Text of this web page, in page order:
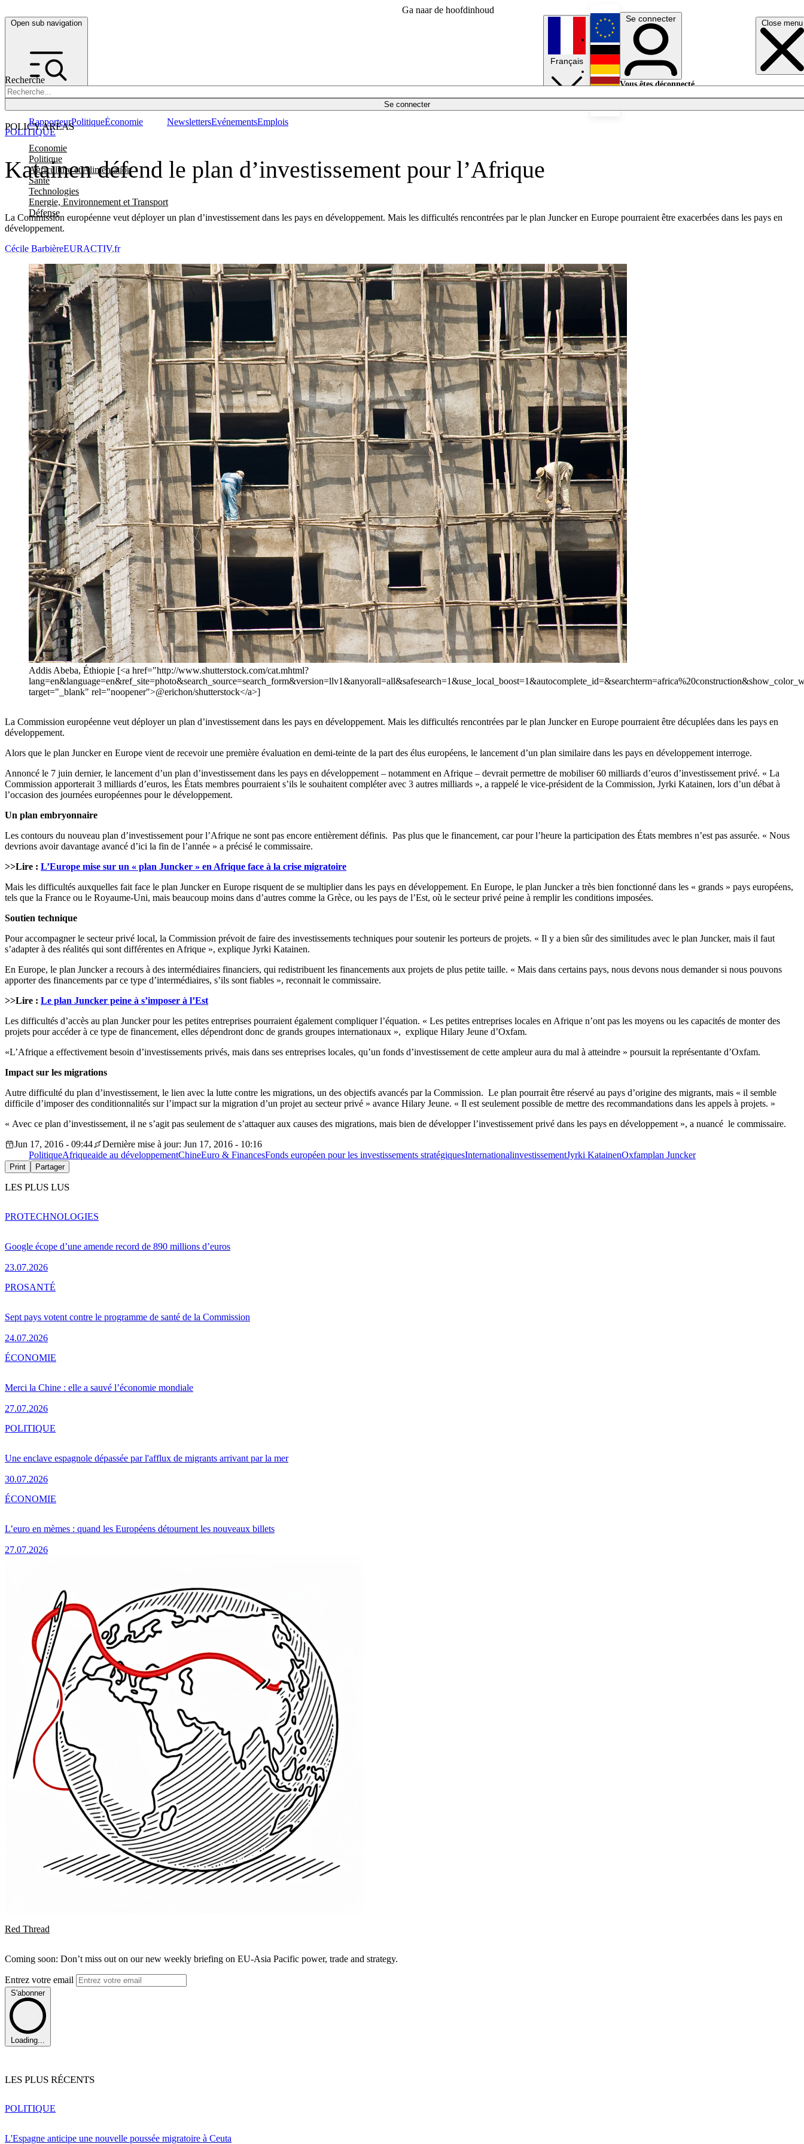
Ga naar de hoofdinhoud
Open sub navigation Close menu
Recherche
Se connecter
POLICY AREAS
Economie
Politique
Agriculture et Alimentation
Santé
Technologies
Energie, Environnement et Transport
Défense
RapporteurPolitiqueÉconomie NewslettersEvénementsEmplois
Français
English
Deutsch
Se connecter
Vous êtes déconnecté.
Katainen défend le plan d’investissement pour l’Afrique
La Commission européenne veut déployer un plan d’investissement dans les pays en développement. Mais les difficultés rencontrées par le plan Juncker en Europe pourraient être exacerbées dans les pays en
développement.
POLITIQUE
Cécile BarbièreEURACTIV.fr
Addis Abeba, Éthiopie [<a href="http://www.shutterstock.com/cat.mhtml?
target="_blank" rel="noopener">@erichon/shutterstock</a>]
La Commission européenne veut déployer un plan d’investissement dans les pays en développement. Mais les difficultés rencontrées par le plan Juncker en Europe pourraient être décuplées dans les pays en
développement.
Alors que le plan Juncker en Europe vient de recevoir une première évaluation en demi-teinte de la part des élus européens, le lancement d’un plan similaire dans les pays en développement interroge.
Annoncé le 7 juin dernier, le lancement d’un plan d’investissement dans les pays en développement – notamment en Afrique – devrait permettre de mobiliser 60 milliards d’euros d’investissement privé. « La
Commission apporterait 3 milliards d’euros, les États membres pourraient s’ils le souhaitent compléter avec 3 autres milliards », a rappelé le vice-président de la Commission, Jyrki Katainen, lors d’un débat à
l’occasion des journées européennes pour le développement.
Un plan embryonnaire
Les contours du nouveau plan d’investissement pour l’Afrique ne sont pas encore entièrement définis. Pas plus que le financement, car pour l’heure la participation des États membres n’est pas assurée. « Nous
devrions avoir davantage avancé d’ici la fin de l’année » a précisé le commissaire.
>>Lire : L’Europe mise sur un « plan Juncker » en Afrique face à la crise migratoire
Mais les difficultés auxquelles fait face le plan Juncker en Europe risquent de se multiplier dans les pays en développement. En Europe, le plan Juncker a très bien fonctionné dans les « grands » pays européens,
tels que la France ou le Royaume-Uni, mais beaucoup moins dans d’autres comme la Grèce, ou les pays de l’Est, où le secteur privé peine à remplir les conditions imposées.
Soutien technique
Pour accompagner le secteur privé local, la Commission prévoit de faire des investissements techniques pour soutenir les porteurs de projets. « Il y a bien sûr des similitudes avec le plan Juncker, mais il faut
s’adapter à des réalités qui sont différentes en Afrique », explique Jyrki Katainen.
En Europe, le plan Juncker a recours à des intermédiaires financiers, qui redistribuent les financements aux projets de plus petite taille. « Mais dans certains pays, nous devons nous demander si nous pouvons
apporter des financements par ce type d’intermédiaires, s’ils sont fiables », reconnait le commissaire.
>>Lire : Le plan Juncker peine à s’imposer à l’Est
Les difficultés d’accès au plan Juncker pour les petites entreprises pourraient également compliquer l’équation. « Les petites entreprises locales en Afrique n’ont pas les moyens ou les capacités de monter des
projets pour accéder à ce type de financement, elles dépendront donc de grands groupes internationaux », explique Hilary Jeune d’Oxfam.
«L’Afrique a effectivement besoin d’investissements privés, mais dans ses entreprises locales, qu’un fonds d’investissement de cette ampleur aura du mal à atteindre » poursuit la représentante d’Oxfam.
Impact sur les migrations
Autre difficulté du plan d’investissement, le lien avec la lutte contre les migrations, un des objectifs avancés par la Commission. Le plan pourrait être réservé au pays d’origine des migrants, mais « il semble
difficile d’imposer des conditionnalités sur l’impact sur la migration d’un projet au secteur privé » avance Hilary Jeune. « Il est seulement possible de mettre des recommandations dans les appels à projets. »
« Avec ce plan d’investissement, il ne s’agit pas seulement de s’attaquer aux causes des migrations, mais bien de développer l’investissement privé dans les pays en développement », a nuancé le commissaire.
Jun 17, 2016 - 09:44
Dernière mise à jour: Jun 17, 2016 - 10:16
PolitiqueAfriqueaide au développementChineEuro & FinancesFonds européen pour les investissements stratégiquesInternationalinvestissementJyrki KatainenOxfamplan Juncker
Print Partager
LES PLUS LUS
Google écope d’une amende record de 890 millions d’euros
23.07.2026
PROTECHNOLOGIES
Sept pays votent contre le programme de santé de la Commission
24.07.2026
PROSANTÉ
Merci la Chine : elle a sauvé l’économie mondiale
27.07.2026
ÉCONOMIE
Une enclave espagnole dépassée par l'afflux de migrants arrivant par la mer
30.07.2026
POLITIQUE
L’euro en mèmes : quand les Européens détournent les nouveaux billets
27.07.2026
ÉCONOMIE
Red Thread
Coming soon: Don’t miss out on our new weekly briefing on EU-Asia Pacific power, trade and strategy.
Entrez votre email
S'abonner
Loading...
LES PLUS RÉCENTS
L'Espagne anticipe une nouvelle poussée migratoire à Ceuta
POLITIQUE